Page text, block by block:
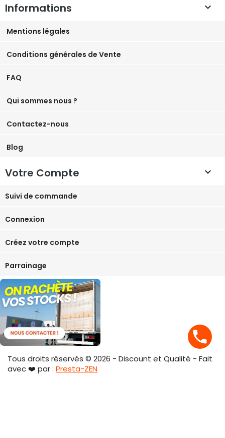
Informations 
Mentions légales
Conditions générales de Vente
FAQ
Qui sommes nous ?
Contactez-nous
Blog
Votre Compte 
Suivi de commande
Connexion
Créez votre compte
Parrainage
Tous droits réservés © 2026 - Discount et Qualité - Fait
avec ❤️ par : Presta-ZEN
phone